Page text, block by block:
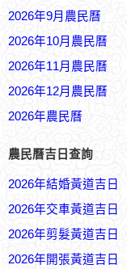
2026年9月農民曆
2026年10月農民曆
2026年11月農民曆
2026年12月農民曆
2026年農民曆
農民曆吉日查詢
2026年結婚黃道吉日
2026年交車黃道吉日
2026年剪髮黃道吉日
2026年開張黃道吉日